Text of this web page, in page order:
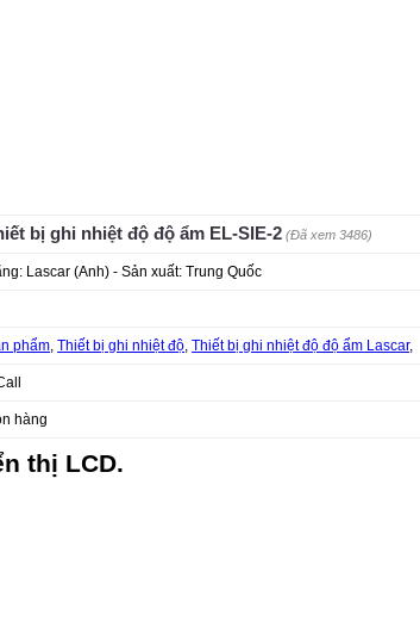
bị ghi nhiệt độ độ ẩm EL-SIE-2 (Đã xem 3486)
Lascar (Anh) - Sản xuất: Trung Quốc
phẩm,Thiết bị ghi nhiệt độ,Thiết bị ghi nhiệt độ độ ẩm Lascar,
hàng
thị LCD.